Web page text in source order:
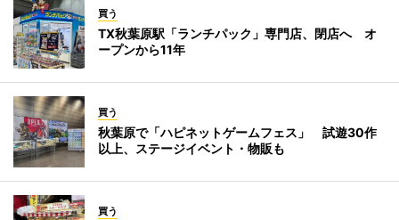
買う
TX秋葉原駅「ランチパック」専門店、閉店へ オ
ープンから11年
買う
秋葉原で「ハピネットゲームフェス」 試遊30作
以上、ステージイベント・物販も
買う